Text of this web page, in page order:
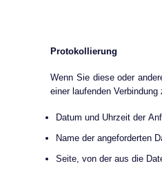
Protokollierung
Wenn Sie diese oder
einer laufenden
Datum und Uhrzeit der
Name der angeforderten
Seite, von der aus die